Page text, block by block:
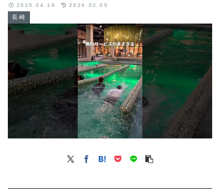
長崎
2025.04.19 2026.02.05